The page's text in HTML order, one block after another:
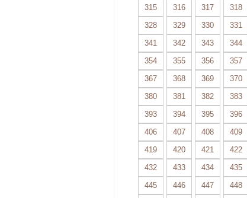
315
316 317 318
328
329 330 331
341
342 343 344
354
355 356 357
367
368 369 370
380
381 382 383
393
394 395 396
406
407 408 409
419
420 421 422
432
433 434 435
445
446 447 448